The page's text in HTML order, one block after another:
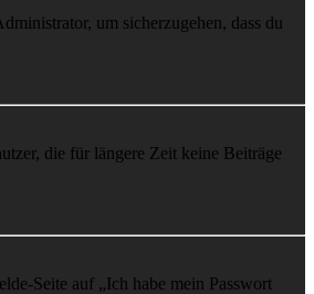
um sicherzugehen, dass du
die für längere Zeit keine Beiträge
Seite auf „Ich habe mein Passwort